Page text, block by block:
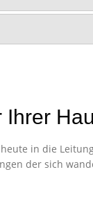
Ihrer
in die
der sich